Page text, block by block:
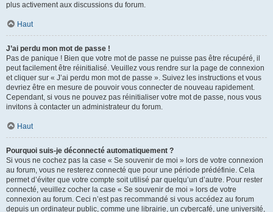
plus activement aux discussions du forum.
Haut
J’ai perdu mon mot de passe !
Pas de panique ! Bien que votre mot de passe ne puisse pas être récupéré, il
peut facilement être réinitialisé. Veuillez vous rendre sur la page de connexion
et cliquer sur « J’ai perdu mon mot de passe ». Suivez les instructions et vous
devriez être en mesure de pouvoir vous connecter de nouveau rapidement.
Cependant, si vous ne pouvez pas réinitialiser votre mot de passe, nous vous
invitons à contacter un administrateur du forum.
Haut
Pourquoi suis-je déconnecté automatiquement ?
Si vous ne cochez pas la case « Se souvenir de moi » lors de votre connexion
au forum, vous ne resterez connecté que pour une période prédéfinie. Cela
permet d’éviter que votre compte soit utilisé par quelqu’un d’autre. Pour rester
connecté, veuillez cocher la case « Se souvenir de moi » lors de votre
connexion au forum. Ceci n’est pas recommandé si vous accédez au forum
depuis un ordinateur public, comme une librairie, un cybercafé, une université,